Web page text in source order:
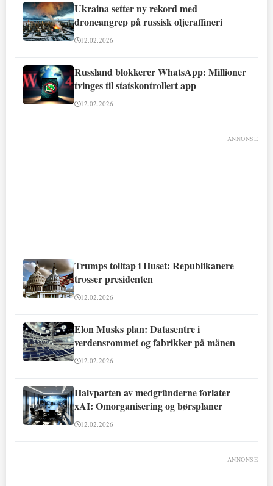
Ukraina setter ny rekord med
droneangrep på russisk oljeraffineri
12.02.2026
Russland blokkerer WhatsApp: Millioner
tvinges til statskontrollert app
12.02.2026
ANNONSE
Trumps tolltap i Huset: Republikanere
trosser presidenten
12.02.2026
Elon Musks plan: Datasentre i
verdensrommet og fabrikker på månen
12.02.2026
Halvparten av medgründerne forlater
xAI: Omorganisering og børsplaner
12.02.2026
ANNONSE